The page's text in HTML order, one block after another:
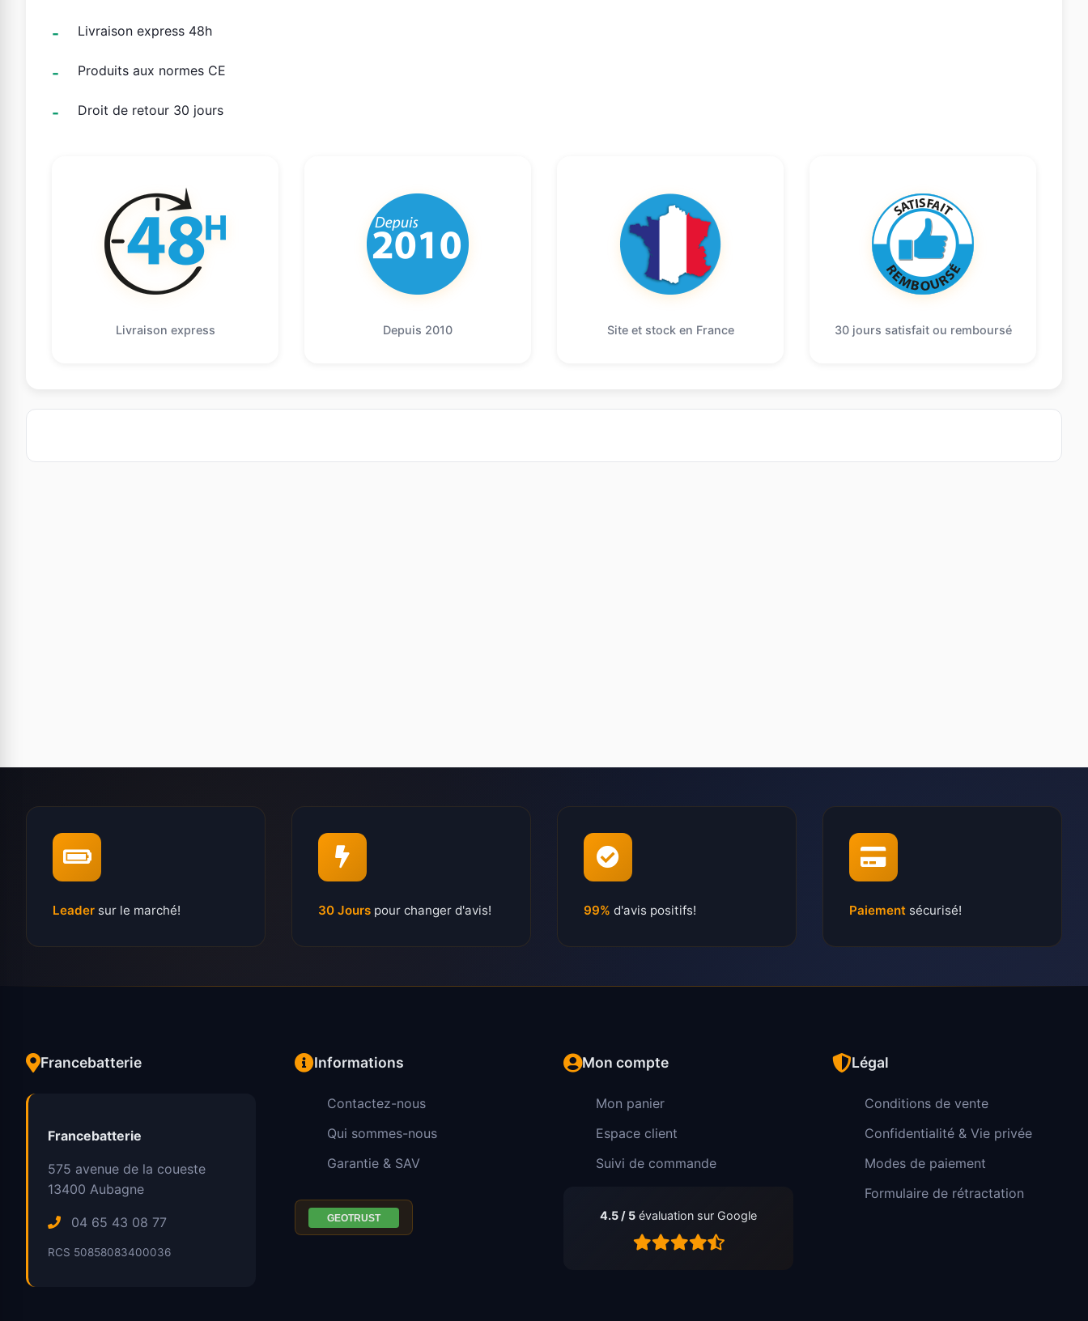
Livraison express 48h
Produits aux normes CE
Droit de retour 30 jours
Livraison express Depuis 2010 Site et stock en France 30 jours satisfait ou remboursé
Leader sur le marché! 30 Jours pour changer d'avis! 99% d'avis positifs! Paiement sécurisé!
Francebatterie
Francebatterie
575 avenue de la coueste
13400 Aubagne
04 65 43 08 77
RCS 50858083400036
Informations
Contactez-nous
Qui sommes-nous
Garantie & SAV
Mon compte
Mon panier
Espace client
Suivi de commande
4.5 / 5 évaluation sur Google
Légal
Conditions de vente
Confidentialité & Vie privée
Modes de paiement
Formulaire de rétractation